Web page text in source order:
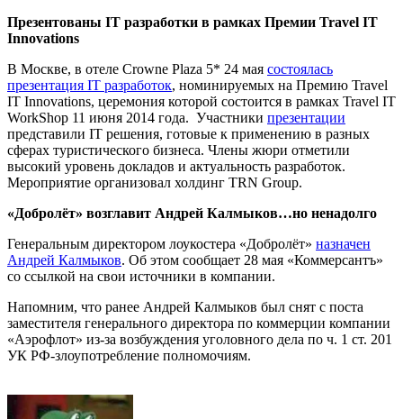
Презентованы IT разработки в рамках Премии Travel IT
Innovations
В Москве, в отеле Crowne Plaza 5* 24 мая состоялась
презентация IT разработок, номинируемых на Премию Travel
IT Innovations, церемония которой состоится в рамках Travel IT
WorkShop 11 июня 2014 года. Участники презентации
представили IT решения, готовые к применению в разных
сферах туристического бизнеса. Члены жюри отметили
высокий уровень докладов и актуальность разработок.
Мероприятие организовал холдинг TRN Group.
«Добролёт» возглавит Андрей Калмыков…но ненадолго
Генеральным директором лоукостера «Добролёт» назначен
Андрей Калмыков. Об этом сообщает 28 мая «Коммерсантъ»
со ссылкой на свои источники в компании.
Напомним, что ранее Андрей Калмыков был снят с поста
заместителя генерального директора по коммерции компании
«Аэрофлот» из-за возбуждения уголовного дела по ч. 1 ст. 201
УК РФ-злоупотребление полномочиям.